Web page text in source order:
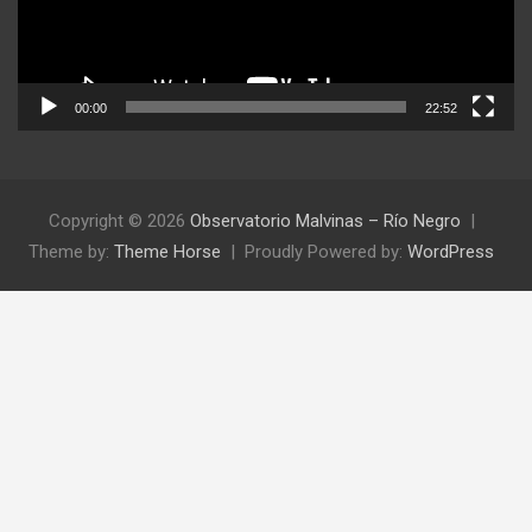
00:00 22:52
Copyright © 2026 Observatorio Malvinas – Río Negro
Theme by: Theme Horse Proudly Powered by: WordPress